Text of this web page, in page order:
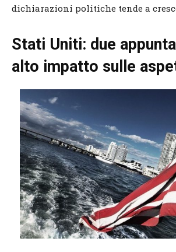
dichiarazioni politiche tende a
Stati Uniti: due
alto impatto sulle